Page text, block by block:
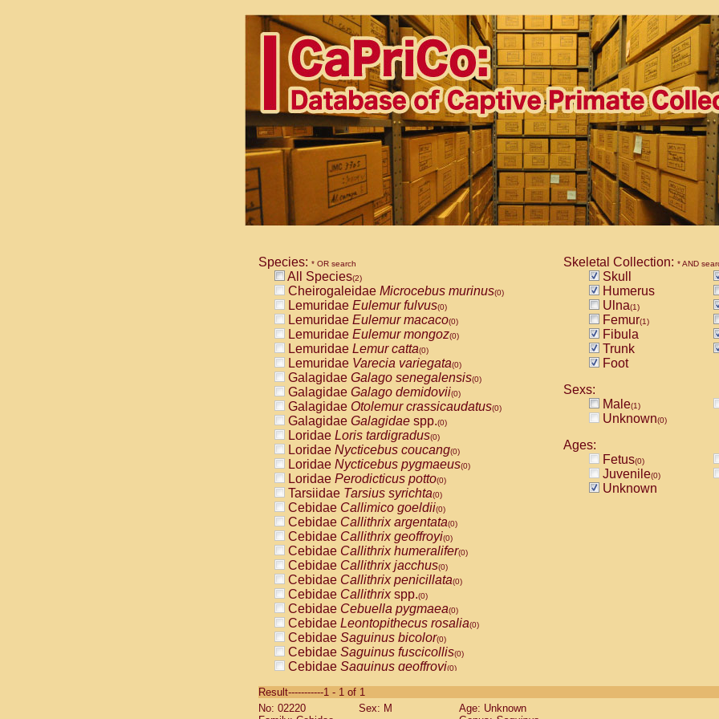
Species: * OR search
All Species(2)
Cheirogaleidae Microcebus murinus(0)
Lemuridae Eulemur fulvus(0)
Lemuridae Eulemur macaco(0)
Lemuridae Eulemur mongoz(0)
Lemuridae Lemur catta(0)
Lemuridae Varecia variegata(0)
Galagidae Galago senegalensis(0)
Galagidae Galago demidovii(0)
Galagidae Otolemur crassicaudatus(0)
Galagidae Galagidae spp.(0)
Loridae Loris tardigradus(0)
Loridae Nycticebus coucang(0)
Loridae Nycticebus pygmaeus(0)
Loridae Perodicticus potto(0)
Tarsiidae Tarsius syrichta(0)
Cebidae Callimico goeldii(0)
Cebidae Callithrix argentata(0)
Cebidae Callithrix geoffroyi(0)
Cebidae Callithrix humeralifer(0)
Cebidae Callithrix jacchus(0)
Cebidae Callithrix penicillata(0)
Cebidae Callithrixspp.(0)
Cebidae Cebuella pygmaea(0)
Cebidae Leontopithecus rosalia(0)
Cebidae Saguinus bicolor(0)
Cebidae Saguinus fuscicollis(0)
Cebidae Saguinus geoffroyi(0)
CebidaeSaguinus labiatus(0)
Cebidae Saguinus leucopus (0)
Skeletal Collection: * AND
Skull
Humerus
Ulna(1)
Femur(1)
Fibula
Trunk
Foot
Sexs:
Male(1)
Unknown(0)
Ages:
Fetus(0)
Juvenile(0)
Unknown
Result-----------1 - 1 of 1
No: 02220
Sex: M
Age: Unknown